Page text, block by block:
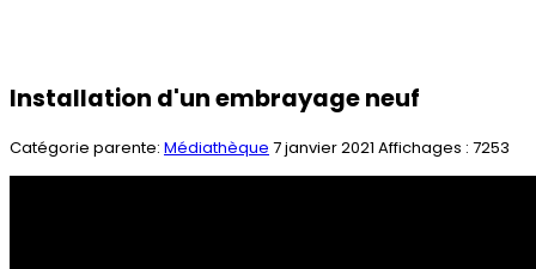
Installation d'un embrayage neuf
Catégorie parente: Médiathèque 7 janvier 2021 Affichages : 7253